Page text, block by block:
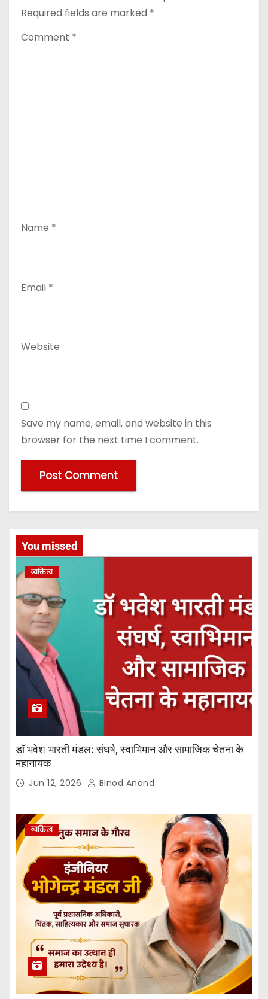
Required fields are marked *
Comment *
Name *
Email *
Website
Save my name, email, and website in this
browser for the next time I comment.
You missed
व्यक्तित्व
डॉ भवेश भारती मंडल: संघर्ष, स्वाभिमान और सामाजिक चेतना के
महानायक
Jun 12, 2026 Binod Anand
व्यक्तित्व